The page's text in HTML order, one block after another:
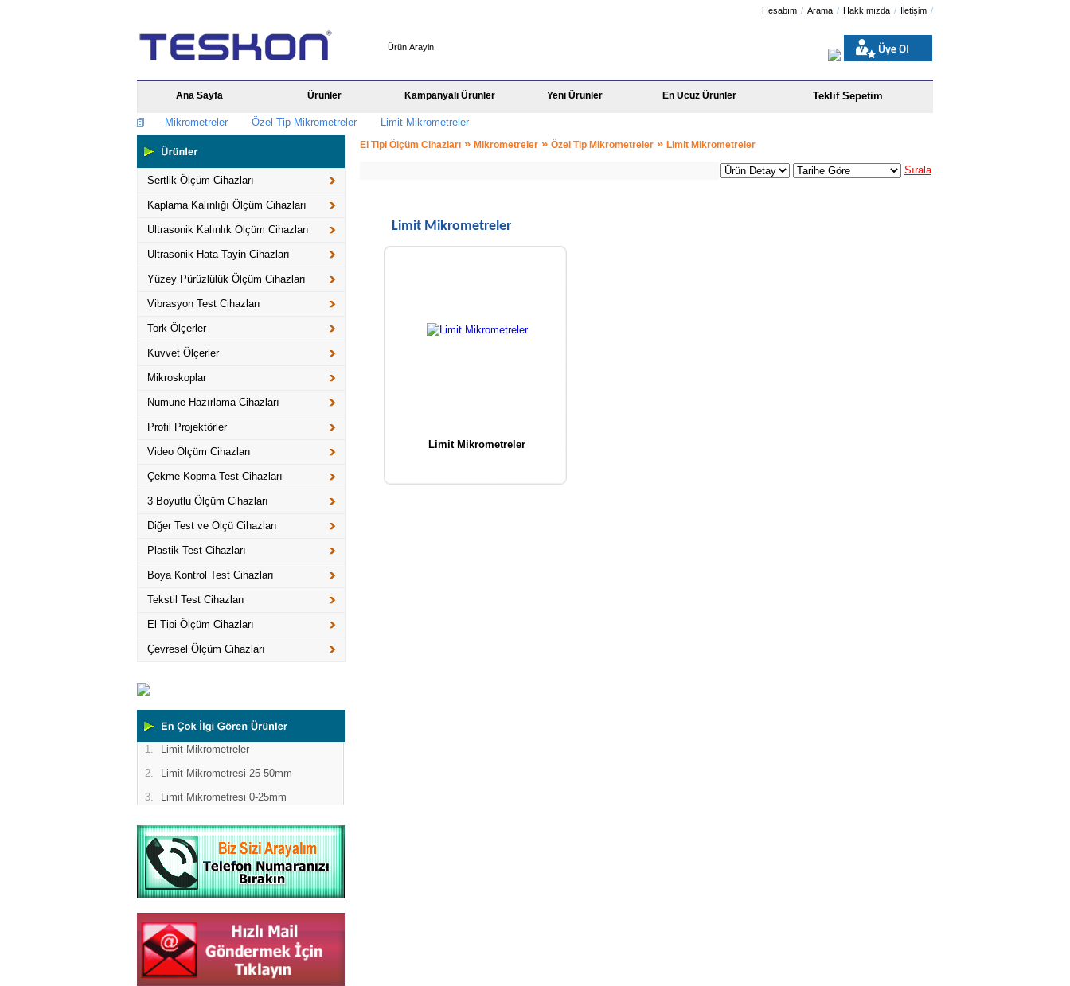
Hesabım Arama Hakkımızda İletişim
Ana Sayfa Ürünler Kampanyalı Ürünler Yeni Ürünler En Ucuz Ürünler Teklif Sepetim
Mikrometreler Özel Tip Mikrometreler Limit Mikrometreler
Sertlik Ölçüm Cihazları
Kaplama Kalınlığı Ölçüm Cihazları
Ultrasonik Kalınlık Ölçüm Cihazları
Ultrasonik Hata Tayin Cihazları
Yüzey Pürüzlülük Ölçüm Cihazları
Vibrasyon Test Cihazları
Tork Ölçerler
Kuvvet Ölçerler
Mikroskoplar
Numune Hazırlama Cihazları
Profil Projektörler
Video Ölçüm Cihazları
Çekme Kopma Test Cihazları
3 Boyutlu Ölçüm Cihazları
Diğer Test ve Ölçü Cihazları
Plastik Test Cihazları
Boya Kontrol Test Cihazları
Tekstil Test Cihazları
El Tipi Ölçüm Cihazları
Çevresel Ölçüm Cihazları
1.
Limit Mikrometreler
2.
Limit Mikrometresi 25-50mm
3.
Limit Mikrometresi 0-25mm
El Tipi Ölçüm Cihazları » Mikrometreler » Özel Tip Mikrometreler » Limit Mikrometreler
Sırala
Limit Mikrometreler
Limit Mikrometreler